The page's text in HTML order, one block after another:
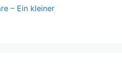
– Ein kleiner